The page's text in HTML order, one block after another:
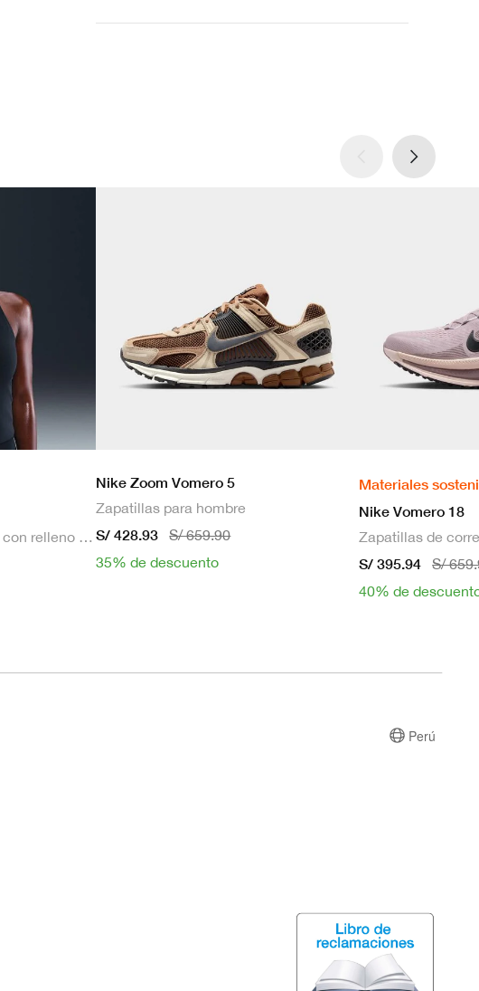
Bra deportivo sin mangas con relleno de sujeción media para mujer
Nike Zoom Vomero 5
Zapatillas para hombre
S/ 428.93
S/ 659.90
35% de descuento
Materiales
Nike Vomero 18
S/ 395.94
S/
40% de
Perú